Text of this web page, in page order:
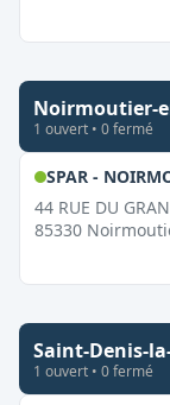
Noirmoutier-
1 ouvert • 0fermé
SPAR -
44 RUE DU
85330
Saint-Denis-
1 ouvert • 0fermé